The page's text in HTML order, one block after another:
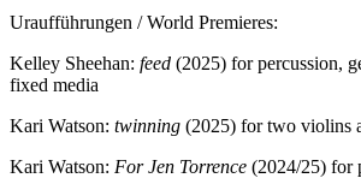
Uraufführungen / World Premieres:
Kelley Sheehan: feed (2025) for percussion,
fixed media
Kari Watson: twinning (2025) for two violins
Kari Watson: For Jen Torrence (2024/25) for